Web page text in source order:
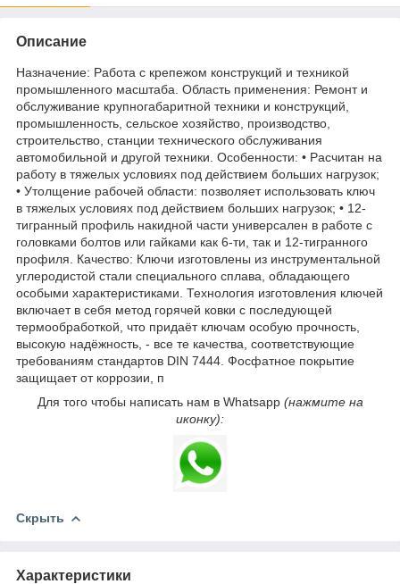
Описание
Назначение: Работа с крепежом конструкций и техникой
промышленного масштаба. Область применения: Ремонт и
обслуживание крупногабаритной техники и конструкций,
промышленность, сельское хозяйство, производство,
строительство, станции технического обслуживания
автомобильной и другой техники. Особенности: • Расчитан на
работу в тяжелых условиях под действием больших нагрузок;
• Утолщение рабочей области: позволяет использовать ключ
в тяжелых условиях под действием больших нагрузок; • 12-
тигранный профиль накидной части универсален в работе с
головками болтов или гайками как 6-ти, так и 12-тигранного
профиля. Качество: Ключи изготовлены из инструментальной
углеродистой стали специального сплава, обладающего
особыми характеристиками. Технология изготовления ключей
включает в себя метод горячей ковки с последующей
термообработкой, что придаёт ключам особую прочность,
высокую надёжность, - все те качества, соответствующие
требованиям стандартов DIN 7444. Фосфатное покрытие
защищает от коррозии, п
Для того чтобы написать нам в Whatsapp (нажмите на
иконку):
Скрыть
Характеристики